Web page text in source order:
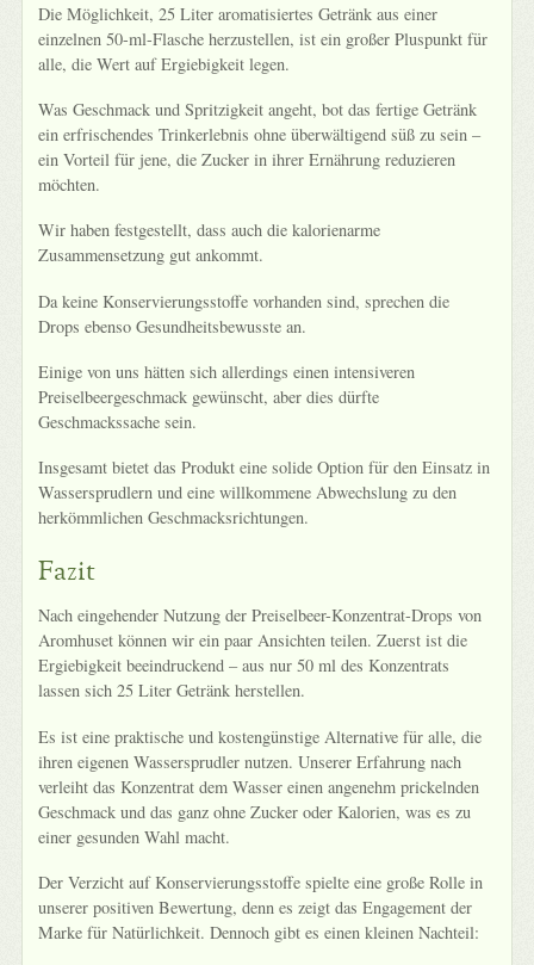
Die Möglichkeit, 25 Liter aromatisiertes Getränk aus einer
einzelnen 50-ml-Flasche herzustellen, ist ein großer Pluspunkt für
alle, die Wert auf Ergiebigkeit legen.
Was Geschmack und Spritzigkeit angeht, bot das fertige Getränk
ein erfrischendes Trinkerlebnis ohne überwältigend süß zu sein –
ein Vorteil für jene, die Zucker in ihrer Ernährung reduzieren
möchten.
Wir haben festgestellt, dass auch die kalorienarme
Zusammensetzung gut ankommt.
Da keine Konservierungsstoffe vorhanden sind, sprechen die
Drops ebenso Gesundheitsbewusste an.
Einige von uns hätten sich allerdings einen intensiveren
Preiselbeergeschmack gewünscht, aber dies dürfte
Geschmackssache sein.
Insgesamt bietet das Produkt eine solide Option für den Einsatz in
Wassersprudlern und eine willkommene Abwechslung zu den
herkömmlichen Geschmacksrichtungen.
Fazit
Nach eingehender Nutzung der Preiselbeer-Konzentrat-Drops von
Aromhuset können wir ein paar Ansichten teilen. Zuerst ist die
Ergiebigkeit beeindruckend – aus nur 50 ml des Konzentrats
lassen sich 25 Liter Getränk herstellen.
Es ist eine praktische und kostengünstige Alternative für alle, die
ihren eigenen Wassersprudler nutzen. Unserer Erfahrung nach
verleiht das Konzentrat dem Wasser einen angenehm prickelnden
Geschmack und das ganz ohne Zucker oder Kalorien, was es zu
einer gesunden Wahl macht.
Der Verzicht auf Konservierungsstoffe spielte eine große Rolle in
unserer positiven Bewertung, denn es zeigt das Engagement der
Marke für Natürlichkeit. Dennoch gibt es einen kleinen Nachteil: